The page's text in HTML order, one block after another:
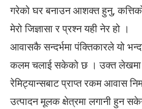
गरेको घर बनाउन आशक्त हुनु,
मेरो जिज्ञासा र प्रश्न यही नेर हो ।
आवासकै सन्दर्भमा पंक्तिकारले यो
कलम चलाई सकेको छ । उक्त
रेमिट्यान्सबाट प्राप्त रकम आवास
उत्पादन मूलक क्षेत्रमा लगानी हुन